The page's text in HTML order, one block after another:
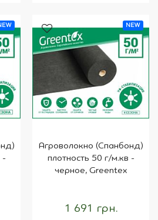
-
NEW
Агроволокно (Спанбонд)
плотность 50 г/м.кв -
черное, Greentex
1 691 грн.